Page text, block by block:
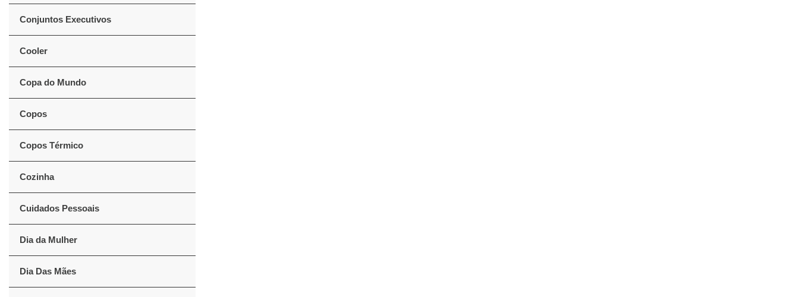
Conjuntos Executivos
Cooler
Copa do Mundo
Copos
Copos Térmico
Cozinha
Cuidados Pessoais
Dia da Mulher
Dia Das Mães